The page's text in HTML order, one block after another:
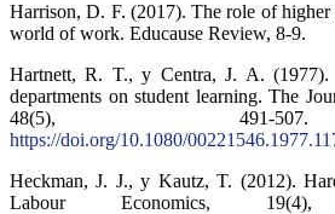
Harrison, D. F. (2017). The role of
world of work. Educause Review, 8-9.
Hartnett, R. T., y Centra, J. A. (1977).
departments on student learning. The
48(5), 491-
https://doi.org/10.1080/
Heckman, J. J., y Kautz, T. (2012).
Labour Economics,